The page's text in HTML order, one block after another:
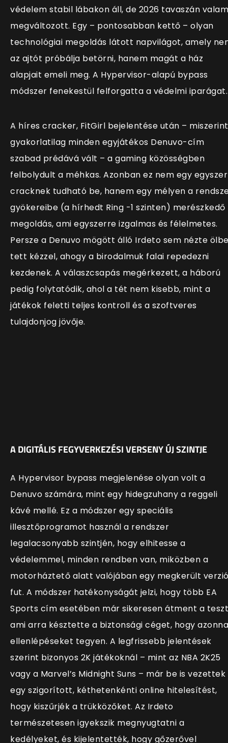
védelem stabil lábakon áll, de 2026 tavaszán
megváltozott. Egy – pontosabban kettő – olyan
technológiai megoldás látott napvilágot, amely
az ajtót próbálja betörni, hanem magát a ház
alapjait emeli meg. A Hypervisor-alapú bypass
módszer fenekestül felforgatta a védelmi iparágat.
A híres cracker, FitGirl bejelentése után – miszerint
gyakorlatilag minden egyjátékos Denuvo-cím
szabad prédává vált – a gaming közösségben
felbolydult a méhkas. Azonban ez nem egy
cracknek tudható be, hanem egy mélyen a
gyökereibe (a hírhedt Ring -1 szinten) merészkedő
megoldás, ami egyszerre izgalmas és félelmetes.
Persze a Denuvo mögött álló Irdeto sem nézte
tett kézzel, ahogy a birodalmuk falai repedezni
kezdenek. A válaszcsapás megérkezett, a háború
pedig folytatódik, ahol a tét nem kisebb, mint a
játékok feletti teljes kontroll és a szoftveres
tulajdonjog jövője.
A DIGITÁLIS FEGYVERKEZÉSI VERSENY ÚJ SZINTJE
A Hypervisor bypass megjelenése olyan volt a
Denuvo számára, mint egy hidegzuhany a reggeli
kávé mellé. Ez a módszer egy speciális
illesztőprogramot használ a rendszer
legalacsonyabb szintjén, hogy elhitesse a
védelemmel, minden rendben van, miközben a
motorháztető alatt valójában egy megkerült
fut. A módszer hatékonyságát jelzi, hogy több EA
Sports cím esetében már sikeresen átment a
ami arra késztette a biztonsági céget, hogy
ellenlépéseket tegyen. A legfrissebb jelentések
szerint bizonyos 2K játékoknál – mint az NBA 2K25
vagy a Marvel’s Midnight Suns – már be is vezettek
egy szigorított, kéthetenkénti online hitelesítést,
hogy kiszűrjék a trükközőket. Az Irdeto
természetesen igyekszik megnyugtatni a
kedélyeket, és kijelentették, hogy gőzerővel